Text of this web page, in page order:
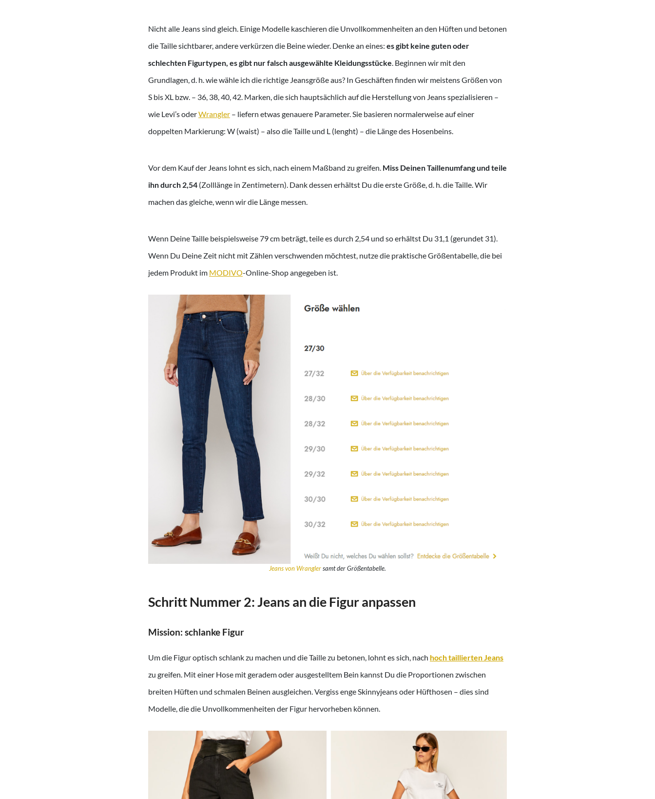
Nicht alle Jeans sind gleich. Einige Modelle kaschieren die Unvollkommenheiten an den Hüften und betonen
die Taille sichtbarer, andere verkürzen die Beine wieder. Denke an eines: es gibt keine guten oder
schlechten Figurtypen, es gibt nur falsch ausgewählte Kleidungsstücke. Beginnen wir mit den
Grundlagen, d. h. wie wähle ich die richtige Jeansgröße aus? In Geschäften finden wir meistens Größen von
S bis XL bzw. – 36, 38, 40, 42. Marken, die sich hauptsächlich auf die Herstellung von Jeans spezialisieren –
wie Levi’s oderWrangler – liefern etwas genauere Parameter. Sie basieren normalerweise auf einer
doppelten Markierung: W (waist) – also die Taille und L (lenght) – die Länge des Hosenbeins.
Vor dem Kauf der Jeans lohnt es sich, nach einem Maßband zu greifen. Miss Deinen Taillenumfang und teile
ihn durch 2,54 (Zolllänge in Zentimetern). Dank dessen erhältst Du die erste Größe, d. h. die Taille. Wir
machen das gleiche, wenn wir die Länge messen.
Wenn Deine Taille beispielsweise 79 cm beträgt, teile es durch 2,54 und so erhältst Du 31,1 (gerundet 31).
Wenn Du Deine Zeit nicht mit Zählen verschwenden möchtest, nutze die praktische Größentabelle, die bei
jedem Produkt im MODIVO-Online-Shop angegeben ist.
Jeans von Wranglersamt der Größentabelle.
Schritt Nummer 2: Jeans an die Figur anpassen
Mission: schlanke Figur
Um die Figur optisch schlank zu machen und die Taille zu betonen, lohnt es sich, nach hoch taillierten Jeans
zu greifen. Mit einer Hose mit geradem oder ausgestelltem Bein kannst Du die Proportionen zwischen
breiten Hüften und schmalen Beinen ausgleichen. Vergiss enge Skinnyjeans oder Hüfthosen – dies sind
Modelle, die die Unvollkommenheiten der Figur hervorheben können.